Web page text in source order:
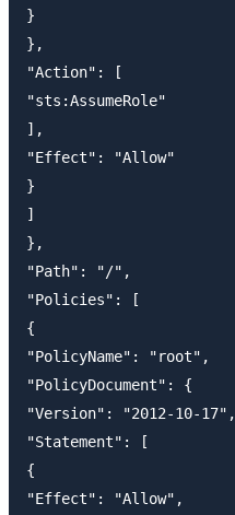
}
},
"Action": [
"sts:AssumeRole"
],
"Effect": "Allow"
}
]
},
"Path": "/",
"Policies": [
{
"PolicyName": "root",
"PolicyDocument": {
"Version": "2012-10-17",
"Statement": [
{
"Effect": "Allow",